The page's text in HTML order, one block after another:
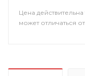
Цена
может отличаться